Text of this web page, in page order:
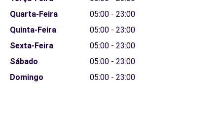
Quarta-Feira
05:00 - 23:00
Quinta-Feira
05:00 - 23:00
Sexta-Feira
05:00 - 23:00
Sábado
05:00 - 23:00
Domingo
05:00 - 23:00